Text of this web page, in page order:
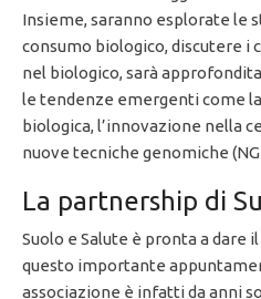
Insieme, saranno esplorate le
consumo biologico, discutere
nel biologico, sarà approfondita
le tendenze emergenti come
biologica, l’innovazione nella
nuove tecniche genomiche
La partnership di
Suolo e Salute è pronta a dare
questo importante
associazione è infatti da anni